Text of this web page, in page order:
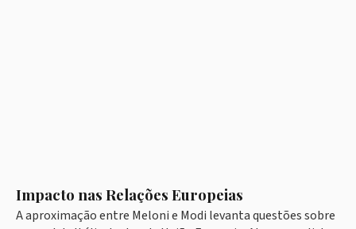
Impacto nas Relações Europeias
A aproximação entre Meloni e Modi levanta questões sobre